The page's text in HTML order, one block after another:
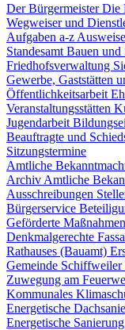
Der BürgermeisterDie
Wegweiser und
Aufgaben a-z
Standesamt Bauen und
Friedhofsverwaltung
Gewerbe, Gaststätten
Öffentlichkeitsarbeit
Veranstaltungsstätten
Jugendarbeit
Beauftragte und
Sitzungstermine
Amtliche
Archiv Amtliche
Ausschreibungen
Bürgerservice
Geförderte Maßnahmen
Denkmalgerechte
Rathauses (Bauamt)
Gemeinde Schiffweiler
Zuwegung am
Kommunales
Energetische
Energetische